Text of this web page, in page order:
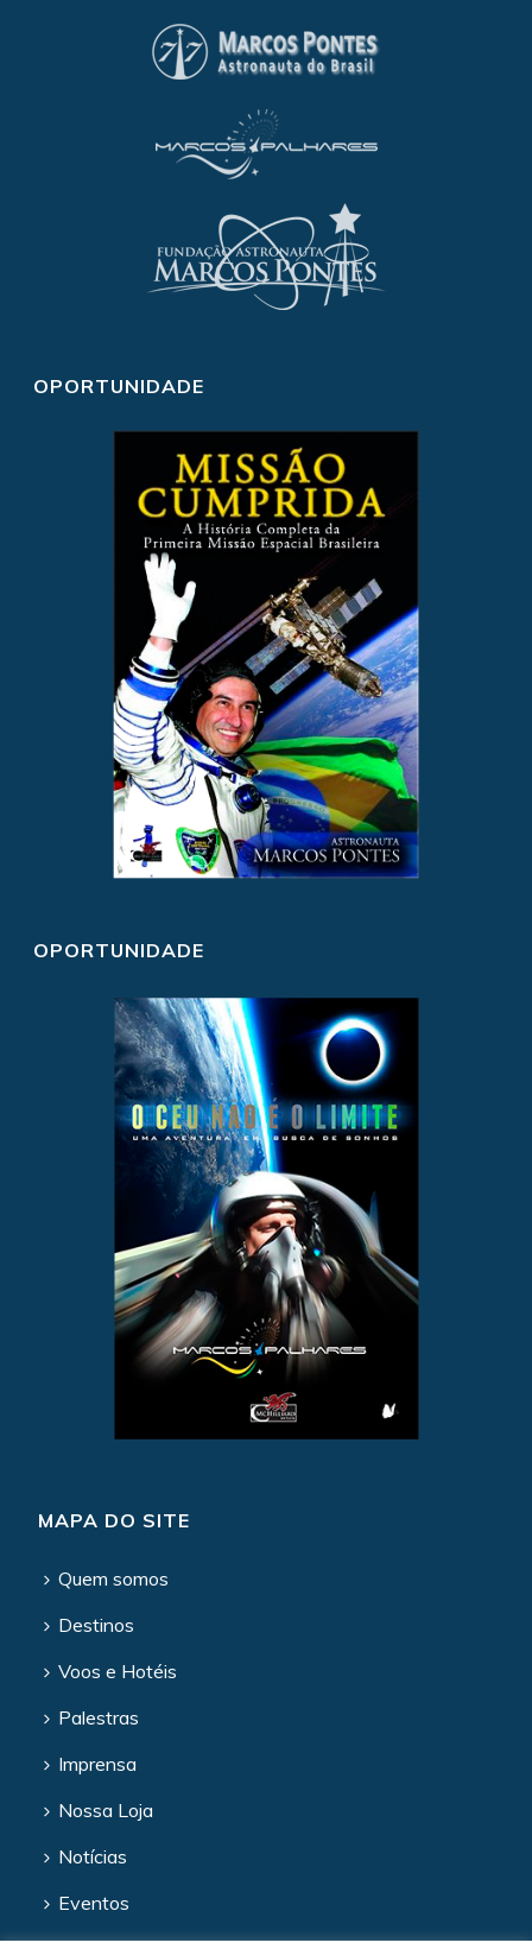
OPORTUNIDADE
OPORTUNIDADE
MAPA DO SITE
Quem somos
Destinos
Voos e Hotéis
Palestras
Imprensa
Nossa Loja
Notícias
Eventos